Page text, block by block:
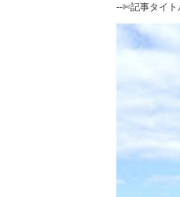
--✄記事タイ